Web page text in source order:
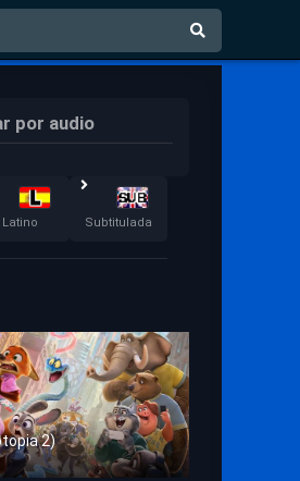
por audio
Latino Subtitulada
2)